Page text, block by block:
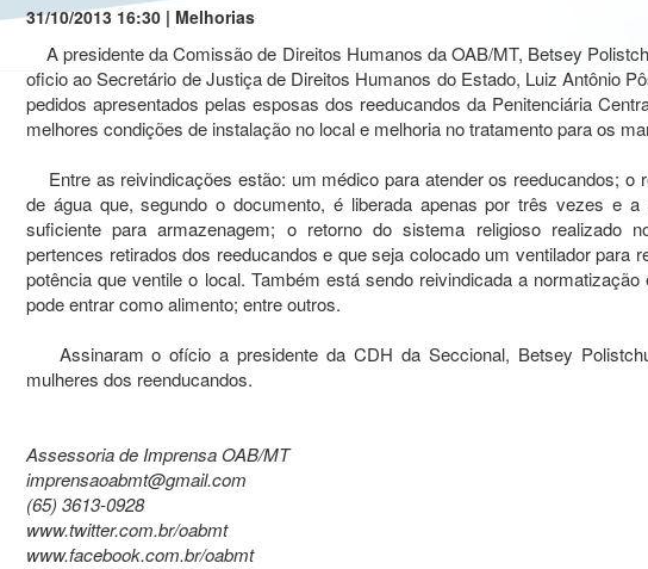
31/10/2013 16:30 | Melhorias
A presidente da Comissão de Direitos Humanos da OAB/MT, Betsey
oficio ao Secretário de Justiça de Direitos Humanos do Estado, Luiz Antônio
pedidos apresentados pelas esposas dos reeducandos da Penitenciária
melhores condições de instalação no local e melhoria no tratamento para os
Entre as reivindicações estão: um médico para atender os reeducandos; o
de água que, segundo o documento, é liberada apenas por três vezes e a
suficiente para armazenagem; o retorno do sistema religioso realizado
pertences retirados dos reeducandos e que seja colocado um ventilador para
potência que ventile o local. Também está sendo reivindicada a
pode entrar como alimento; entre outros.
Assinaram o ofício a presidente da CDH da Seccional, Betsey
mulheres dos reenducandos.
Assessoria de Imprensa OAB/MT
imprensaoabmt@gmail.com
(65) 3613-0928
www.twitter.com.br/oabmt
www.facebook.com.br/oabmt